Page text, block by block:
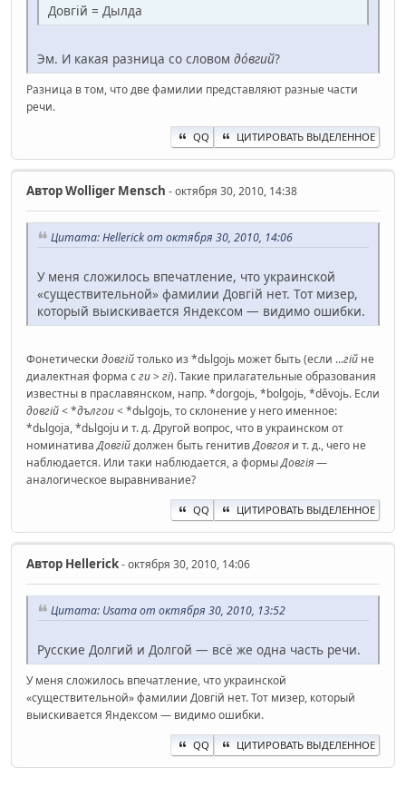
Довгій = Дылда
Эм. И какая разница со словом до́вгий?
Разница в том, что две фамилии представляют разные части
речи.
QQ ЦИТИРОВАТЬ ВЫДЕЛЕННОЕ
АвторWolliger Mensch - октября 30, 2010, 14:38
Цитата: Hellerick от октября 30, 2010, 14:06
У меня сложилось впечатление, что украинской
«существительной» фамилии Довгій нет. Тот мизер,
который выискивается Яндексом — видимо ошибки.
Фонетически довгійтолько из *dьlgojь может быть (если ...гій не
диалектная форма сги> гі). Такие прилагательные образования
известны в праславянском, напр. *dorgojь, *bolgojь, *děvojь. Если
довгій< *дългои< *dьlgojь, то склонение у него именное:
*dьlgoja, *dьlgoju и т. д. Другой вопрос, что в украинском от
номинативаДовгійдолжен быть генитивДовгоя и т. д., чего не
наблюдается. Или таки наблюдается, а формыДовгія—
аналогическое выравнивание?
QQ ЦИТИРОВАТЬ ВЫДЕЛЕННОЕ
Автор Hellerick- октября 30, 2010, 14:06
Цитата: Usama от октября 30, 2010, 13:52
Русские Долгий и Долгой — всё же одна часть речи.
У меня сложилось впечатление, что украинской
«существительной» фамилии Довгій нет. Тот мизер, который
выискивается Яндексом — видимо ошибки.
QQ ЦИТИРОВАТЬ ВЫДЕЛЕННОЕ